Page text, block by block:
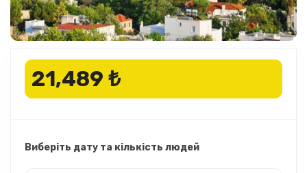
21,489 ₺
Виберіть дату та кількість людей